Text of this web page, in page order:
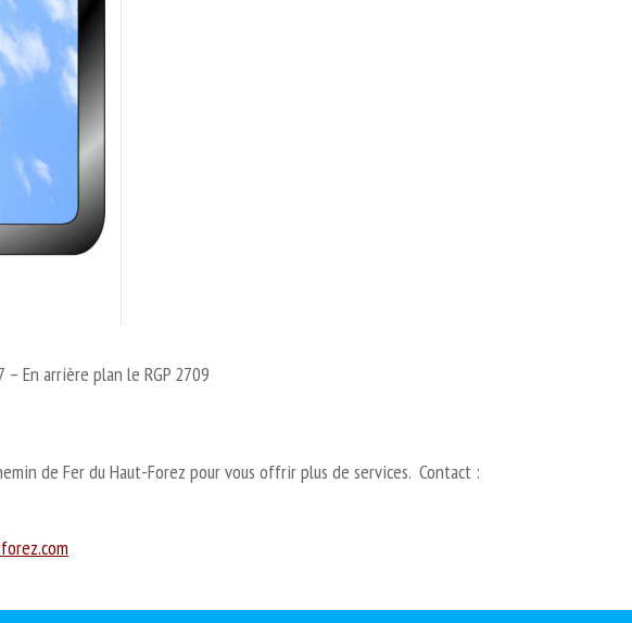
En arrière plan le RGP 2709
de Fer du Haut-Forez pour vous offrir plus de services. Contact :